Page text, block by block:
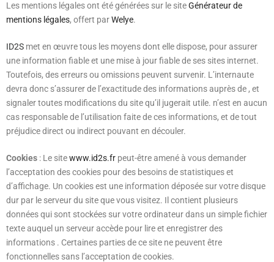
Les mentions légales ont été générées sur le siteGénérateur de
mentions légales, offert parWelye.
ID2S met en œuvre tous les moyens dont elle dispose, pour assurer
une information fiable et une mise à jour fiable de ses sites internet.
Toutefois, des erreurs ou omissions peuvent survenir. L’internaute
devra donc s’assurer de l’exactitude des informations auprès de , et
signaler toutes modifications du site qu’il jugerait utile. n’est en aucun
cas responsable de l’utilisation faite de ces informations, et de tout
préjudice direct ou indirect pouvant en découler.
Cookies : Le sitewww.id2s.fr peut-être amené à vous demander
l’acceptation des cookies pour des besoins de statistiques et
d’affichage. Un cookies est une information déposée sur votre disque
dur par le serveur du site que vous visitez. Il contient plusieurs
données qui sont stockées sur votre ordinateur dans un simple fichier
texte auquel un serveur accède pour lire et enregistrer des
informations . Certaines parties de ce site ne peuvent être
fonctionnelles sans l’acceptation de cookies.